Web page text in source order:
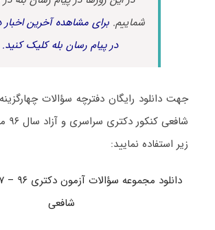
شماییم.برای مشاهده آخرین
در پیام رسان بله کلیک کنید.
جهت دانلود رایگان دفترچه سؤالات
زیر استفاده نمایید:
شافعی